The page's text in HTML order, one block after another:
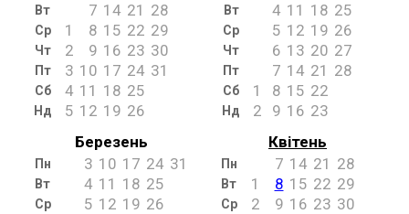
Вт 7 14 21 28
Ср 1 8 15 22 29
Чт 2 9 16 23 30
Пт 3 10 17 24 31
Сб 4 11 18 25
Нд 5 12 19 26
Вт 4 11 18 25
Ср 5 12 19 26
Чт 6 13 20 27
Пт 7 14 21 28
Сб 1 8 15 22
Нд 2 9 16 23
Березень
Пн 3 10 17 24 31
Вт 4 11 18 25
Ср 5 12 19 26
Квітень
Пн 7 14 21 28
Вт 1 8 15 22 29
Ср 2 9 16 23 30